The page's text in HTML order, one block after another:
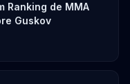
Ranking de MMA
Guskov